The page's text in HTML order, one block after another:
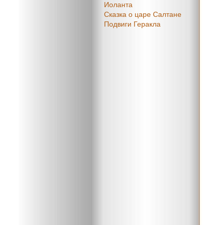
Иоланта
Сказка о царе Салтане
Подвиги Геракла